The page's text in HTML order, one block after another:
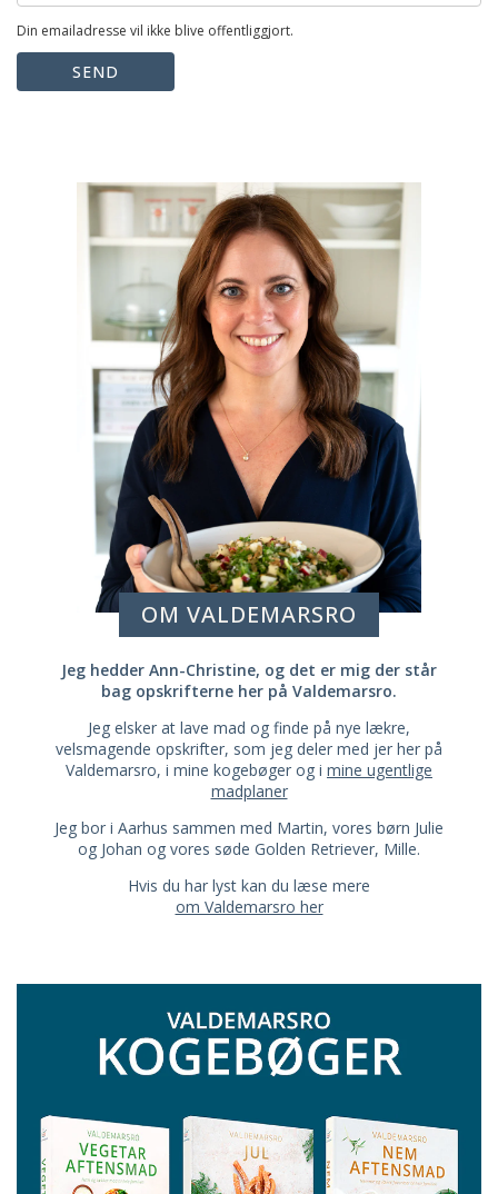
Din emailadresse vil ikke blive offentliggjort.
SEND
OM VALDEMARSRO
Jeg hedder Ann-Christine, og det er mig der står
bag opskrifterne her på Valdemarsro.
Jeg elsker at lave mad og finde på nye lækre,
velsmagende opskrifter, som jeg deler med jer her på
Valdemarsro, i mine kogebøger og i mine ugentlige
madplaner
Jeg bor i Aarhus sammen med Martin, vores børn Julie
og Johan og vores søde Golden Retriever, Mille.
Hvis du har lyst kan du læse mere
om Valdemarsro her